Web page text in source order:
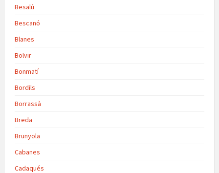
Besalú
Bescanó
Blanes
Bolvir
Bonmatí
Bordils
Borrassà
Breda
Brunyola
Cabanes
Cadaqués